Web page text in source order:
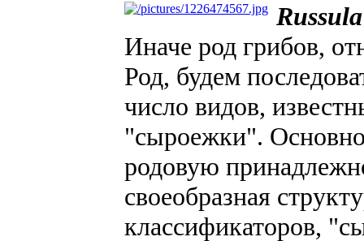
Иначе род грибов,
Род, будем
число видов,
"сыроежки".
родовую
своеобразная
классификаторов,